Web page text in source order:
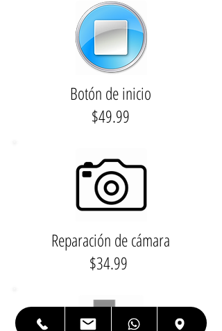
Botón de inicio
$49.99
Reparación de cámara
$34.99